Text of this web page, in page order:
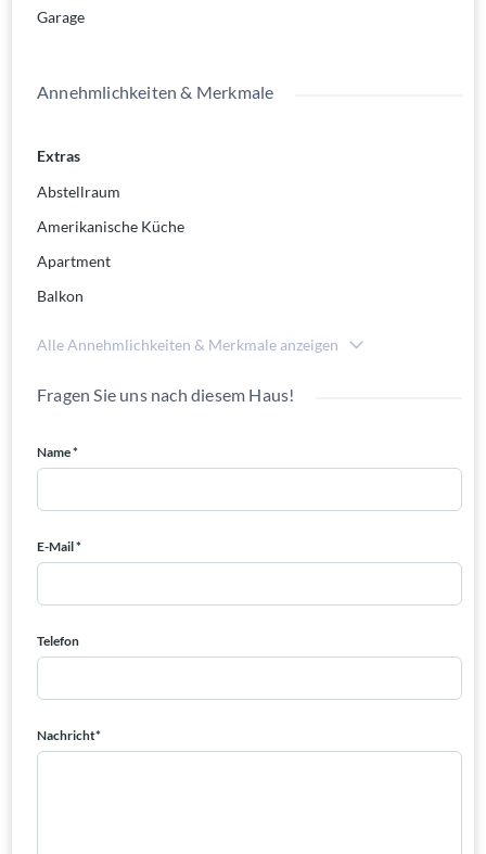
Garage
Annehmlichkeiten & Merkmale
Extras
Abstellraum
Amerikanische Küche
Apartment
Balkon
Alle Annehmlichkeiten & Merkmale anzeigen
Fragen Sie uns nach diesem Haus!
Name *
E-Mail *
Telefon
Nachricht*